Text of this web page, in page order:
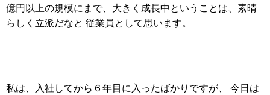
億円以上の規模にまで、大きく成長中ということは、素晴
らしく立派だなと 従業員として思います。
私は、入社してから６年目に入ったばかりですが、 今日は